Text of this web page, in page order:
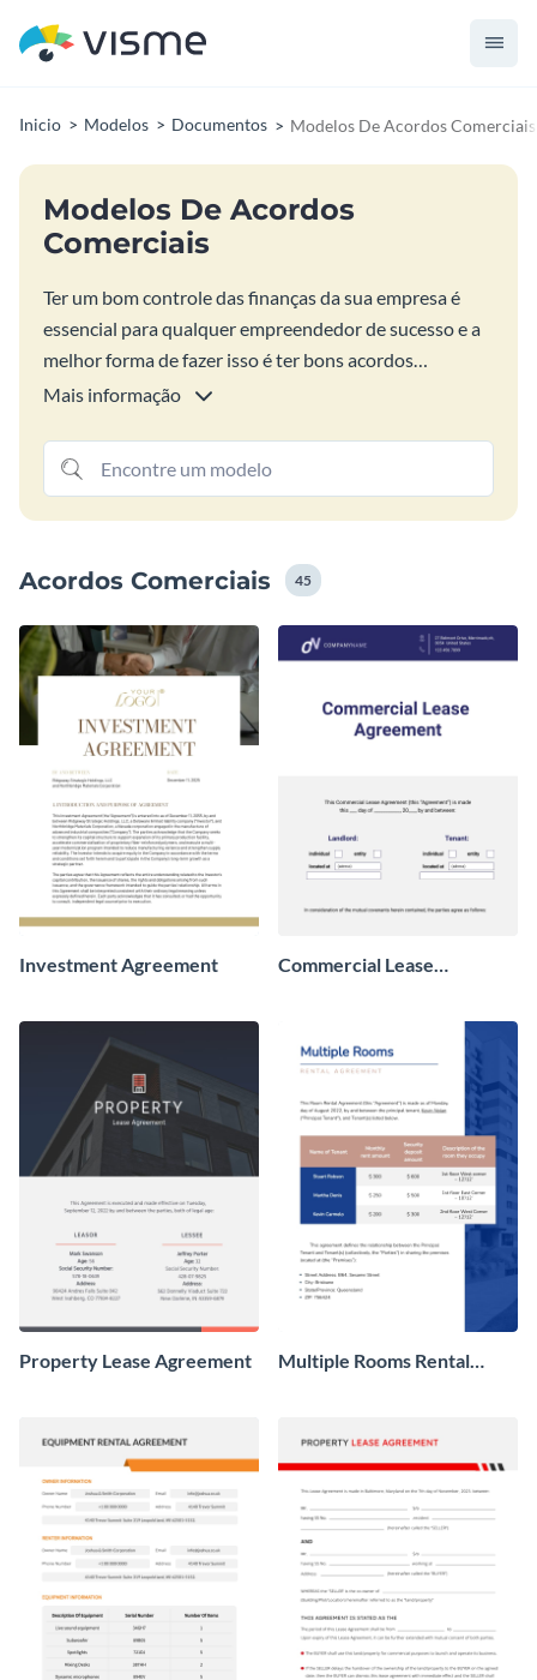
Inicio Modelos Documentos Modelos De Acordos Comerciais
Modelos De Acordos
Comerciais
Ter um bom controle das finanças da sua empresa é
essencial para qualquer empreendedor de sucesso e a
melhor forma de fazer isso é ter bons acordos
comerciais. E você pode contar com a ajuda da Visme
modelos de acordos comerciais 100% personalizados
para atender todas as suas necessidades. Nossos
modelos ajudam desde comerciantes individuais até
procurando por contratos de arrendamento comercial
modelos inclui tudo o que você precisa!
Mais informação
Acordos Comerciais 45
Investment Agreement
Commercial Lease
Property Lease Agreement
Multiple Rooms Rental